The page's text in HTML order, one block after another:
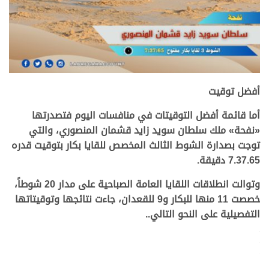
.
أفضل توقيت
أما قائمة أفضل التوقيتات في منافسات اليوم فتصدرتها
«نفحة» ملك سلطان سويد زايد قشمان المنصوري، والتي
توجت بصدارة الشوط الثالث المخصص للقايا بكار بتوقيت قدره
7.37.65 دقيقة.
وتوالت انطلاقات اللقايا العامة الصباحية على مدار 20 شوطاً،
خصصت 11 منها للبكار و9 للقعدان، جاءت نتائجها وتوقيتاتها
التفصيلية على النحو التالي..